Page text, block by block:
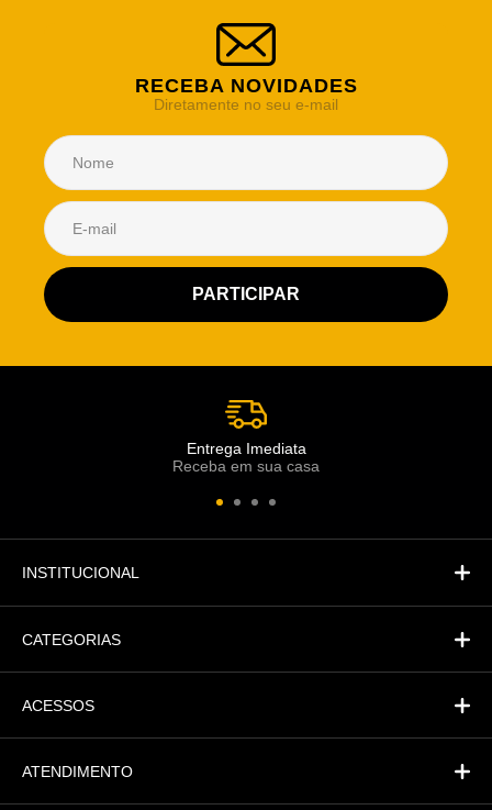
RECEBA NOVIDADES
Diretamente no seu e-mail
Entrega Imediata
Receba em sua casa
INSTITUCIONAL
CATEGORIAS
ACESSOS
ATENDIMENTO
Atendimento Rei de Casa